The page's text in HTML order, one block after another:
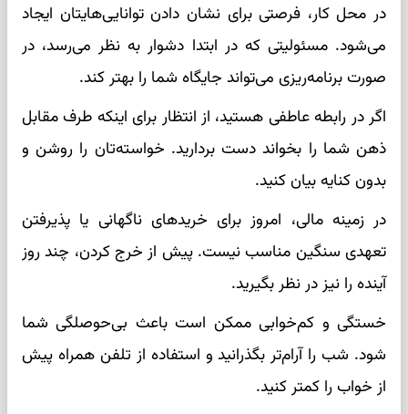
در محل کار، فرصتی برای نشان دادن توانایی‌هایتان ایجاد
می‌شود. مسئولیتی که در ابتدا دشوار به نظر می‌رسد، در
صورت برنامه‌ریزی می‌تواند جایگاه شما را بهتر کند.
اگر در رابطه عاطفی هستید، از انتظار برای اینکه طرف مقابل
ذهن شما را بخواند دست بردارید. خواسته‌تان را روشن و
بدون کنایه بیان کنید.
در زمینه مالی، امروز برای خریدهای ناگهانی یا پذیرفتن
تعهدی سنگین مناسب نیست. پیش از خرج کردن، چند روز
آینده را نیز در نظر بگیرید.
خستگی و کم‌خوابی ممکن است باعث بی‌حوصلگی شما
شود. شب را آرام‌تر بگذرانید و استفاده از تلفن همراه پیش
از خواب را کمتر کنید.